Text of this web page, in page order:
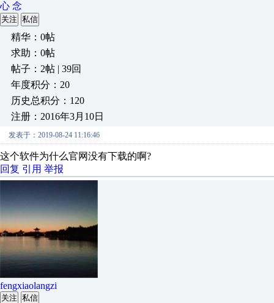
心 念
关注 私信
精华：0帖
求助：0帖
帖子：2帖 | 39回
年度积分：20
历史总积分：120
注册：2016年3月10日
发表于：2019-08-24 11:16:46
这个软件为什么官网没有下载的啊?
回复 引用 举报
fengxiaolangzi
关注 私信